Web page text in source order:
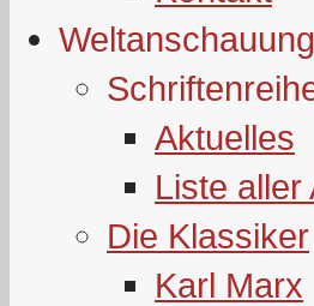
Weltanschauung
Aktuelles
Liste aller
Die Klassiker
Karl Marx